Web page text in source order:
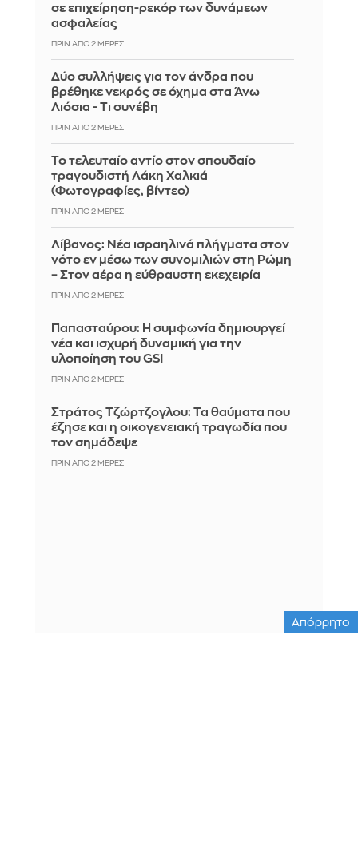
σε επιχείρηση-ρεκόρ των δυνάμεων
ασφαλείας
ΠΡΙΝ ΑΠΌ 2 ΜΈΡΕΣ
Δύο συλλήψεις για τον άνδρα που
βρέθηκε νεκρός σε όχημα στα Άνω
Λιόσια - Τι συνέβη
ΠΡΙΝ ΑΠΌ 2 ΜΈΡΕΣ
Το τελευταίο αντίο στον σπουδαίο
τραγουδιστή Λάκη Χαλκιά
(Φωτογραφίες, βίντεο)
ΠΡΙΝ ΑΠΌ 2 ΜΈΡΕΣ
Λίβανος: Νέα ισραηλινά πλήγματα στον
νότο εν μέσω των συνομιλιών στη Ρώμη
– Στον αέρα η εύθραυστη εκεχειρία
ΠΡΙΝ ΑΠΌ 2 ΜΈΡΕΣ
Παπασταύρου: Η συμφωνία δημιουργεί
νέα και ισχυρή δυναμική για την
υλοποίηση του GSI
ΠΡΙΝ ΑΠΌ 2 ΜΈΡΕΣ
Στράτος Τζώρτζογλου: Τα θαύματα που
έζησε και η οικογενειακή τραγωδία που
τον σημάδεψε
ΠΡΙΝ ΑΠΌ 2 ΜΈΡΕΣ
Απόρρητο